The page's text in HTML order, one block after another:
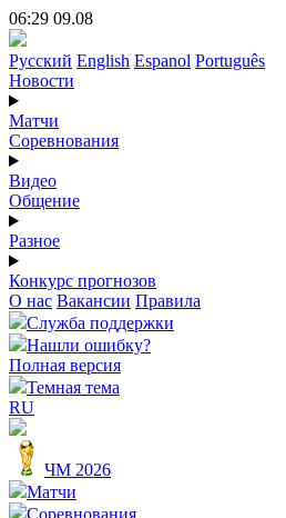
06:29 09.08
Русский English Espanol Português
Новости
Матчи
Соревнования
Видео
Общение
Разное
Конкурс прогнозов
О нас Вакансии Правила
Служба поддержки
Нашли ошибку?
Полная версия
Темная тема
RU
ЧМ 2026
Матчи
Соревнования